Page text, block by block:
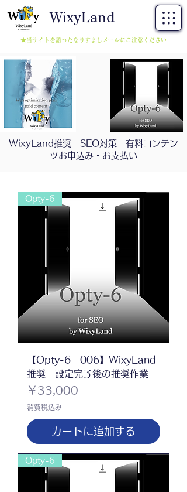
WixyLand
★当サイトを語ったなりすましメールにご注意ください
WixyLand推奨 SEO対策 有料コンテン
ツお申込み・お支払い
Opty-6
【Opty-6 006】WixyLand
推奨 設定完了後の推奨作業
価格
￥33,000
消費税込み
カートに追加する
Opty-6